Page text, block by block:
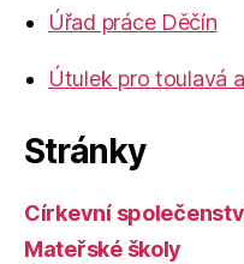
Úřad práce Děčín
Útulek pro toulavá
Stránky
Církevní
Mateřské školy